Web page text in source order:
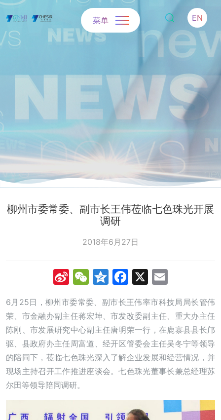
EN
菜单
柳州市委常委、副市长王伟莅临七色珠光开展
调研
2018年6月27日
SinaWeChat
Qzone
Facebook
X
6月25日，柳州市委常委、副市长王伟率市科技局局长管伟
荣、市金融办副主任蒋宏坤、市发改委副主任、重大办主任
陈刚、市发展研究中心副主任唐明荣一行，在鹿寨县县长邝
驱、县政府办主任周富道、经开区管委会主任吴冬宁等领导
的陪同下，莅临七色珠光深入了解企业发展和经营情况，并
现场主持召开工作推进座谈会。七色珠光董事长兼总经理苏
尔田等领导陪同调研。